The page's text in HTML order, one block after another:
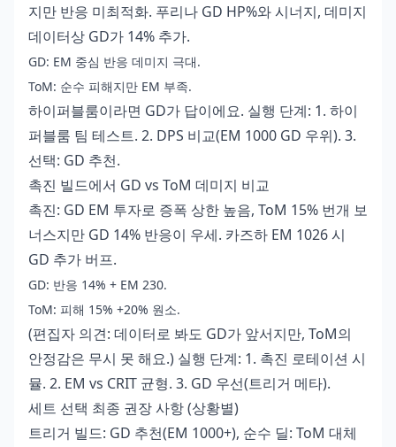
지만 반응 미최적화. 푸리나 GD HP%와 시너지, 데미지
데이터상 GD가 14% 추가.
GD: EM 중심 반응 데미지 극대.
ToM: 순수 피해지만 EM 부족.
하이퍼블룸이라면 GD가 답이에요. 실행 단계: 1. 하이
퍼블룸 팀 테스트. 2. DPS 비교(EM 1000 GD 우위). 3.
선택: GD 추천.
촉진 빌드에서 GD vs ToM 데미지 비교
촉진: GD EM 투자로 증폭 상한 높음, ToM 15% 번개 보
너스지만 GD 14% 반응이 우세. 카즈하 EM 1026 시
GD 추가 버프.
GD: 반응 14% + EM 230.
ToM: 피해 15% +20% 원소.
(편집자 의견: 데이터로 봐도 GD가 앞서지만, ToM의
안정감은 무시 못 해요.) 실행 단계: 1. 촉진 로테이션 시
뮬. 2. EM vs CRIT 균형. 3. GD 우선(트리거 메타).
세트 선택 최종 권장 사항 (상황별)
트리거 빌드: GD 추천(EM 1000+), 순수 딜: ToM 대체